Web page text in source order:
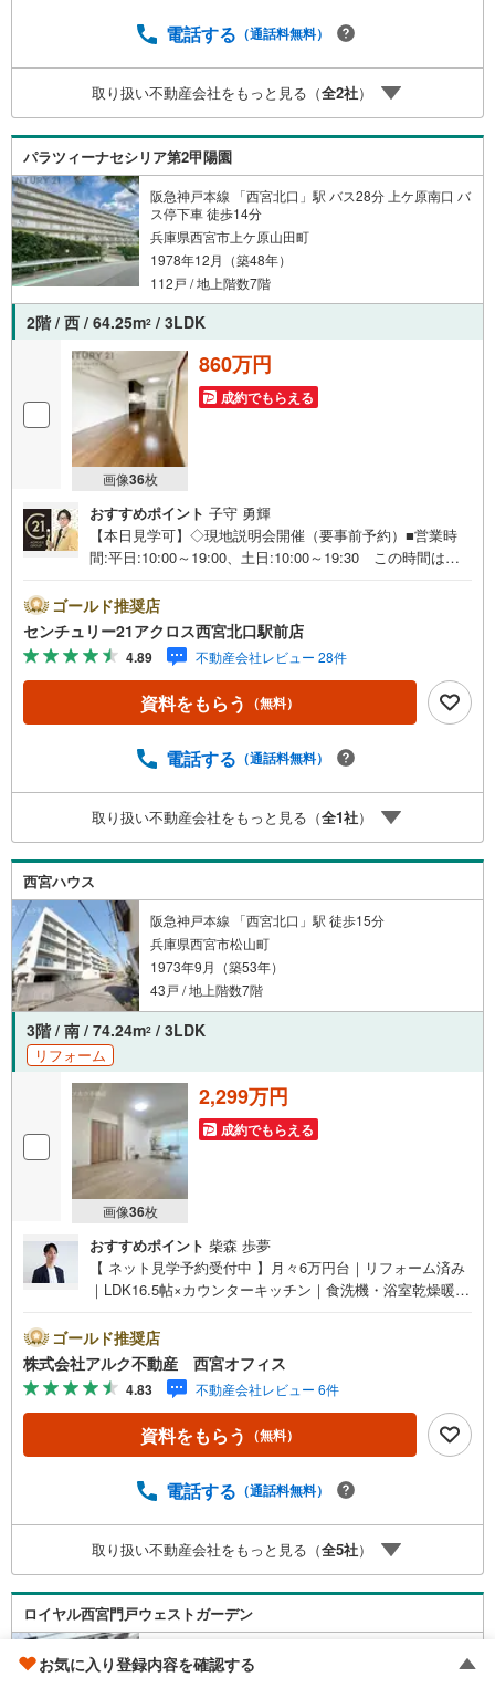
車でのお越しも大歓迎です。 お子様連れでもご安心くだ
を始め多数物件を取り扱っています。Yahoo！不動産に掲
載しきれない物件もご紹介できます。お気軽にお問合せく
ださい。弊社ホームページへは「C21アクロス」で検索！
電話する （通話料無料）
取り扱い不動産会社をもっと見る（全2社）
パラツィーナセシリア第2甲陽園
阪急神戸本線 「西宮北口」駅 バス28分 上ケ原南口 バ
ス停下車 徒歩14分
兵庫県西宮市上ケ原山田町
1978年12月（築48年）
112戸 / 地上階数7階
2階 / 西 / 64.25m2 / 3LDK
画像36枚
860万円
成約でもらえる
おすすめポイント 子守 勇輝
【本日見学可】◇現地説明会開催（要事前予約）■営業時
間:平日:10:00～19:00、土日:10:00～19:30 この時間はお
な閑静な住宅街に立地。マンション前に公園がございま
す。○センチュリー21アクロスグループの3つの特徴○■セン
チュリー21グループで28年連続No.1（1997年～2024年兵庫
地区仲介実績） 西宮・尼崎・伊丹・宝塚にて8店舗展開
中。阪神間での購入や売却は当店にお任せ下さい■お客様駐
車場、キッズスペースがございます。 8店舗すべて駅前に
れでもご安心ください。■取り扱い物件多数ございます。
hoo！不動産に掲載しきれない物件もご紹介できます。お気
軽にお問合せください。弊社ホームページへは「C21アク
ロス」で検索！
ゴールド推奨店
センチュリー21アクロス西宮北口駅前店
4.89 不動産会社レビュー 28件
資料をもらう （無料）
電話する （通話料無料）
取り扱い不動産会社をもっと見る（全1社）
西宮ハウス
阪急神戸本線 「西宮北口」駅 徒歩15分
兵庫県西宮市松山町
1973年9月（築53年）
43戸 / 地上階数7階
3階 / 南 / 74.24m2 / 3LDK
リフォーム
画像36枚
2,299万円
成約でもらえる
おすすめポイント 柴森 歩夢
【 ネット見学予約受付中 】月々6万円台｜リフォーム済み
｜LDK16.5帖×カウンターキッチン｜食洗機・浴室乾燥暖房
神戸線「西宮北口駅」徒歩15分！■昭和48年9月竣工、総戸
数43邸のマンション！■エレベーター完備です！■1階に専
用使用権付き倉庫あり！■食洗機・浴室乾燥機・追い炊き機
能完備！【 リフォーム内容（2026年3月完成）】＜水回り
新規交換＞システムキッチン/浴室/洗面化粧台/トイレ＜内
装＞全室クロス貼替/フローリング貼/フロアタイル貼/給湯
について 】当社はJRさくら夙川駅より徒歩3分の立地に店
やおむつ替えスペースも完備しており、お子さま連れでも
安心してご来店いただけます。住宅ローンに強く、事前審
査のサポートや金融機関のご提案、お客様一人ひとりに合
わせた無理のない資金計画のご提案までトータルでサポー
トいたします
ゴールド推奨店
株式会社アルク不動産 西宮オフィス
4.83 不動産会社レビュー 6件
資料をもらう （無料）
電話する （通話料無料）
取り扱い不動産会社をもっと見る（全5社）
ロイヤル西宮門戸ウェストガーデン
阪急神戸本線 「西宮北口」駅 徒歩20分
兵庫県西宮市愛宕山
お気に入り登録内容を確認する